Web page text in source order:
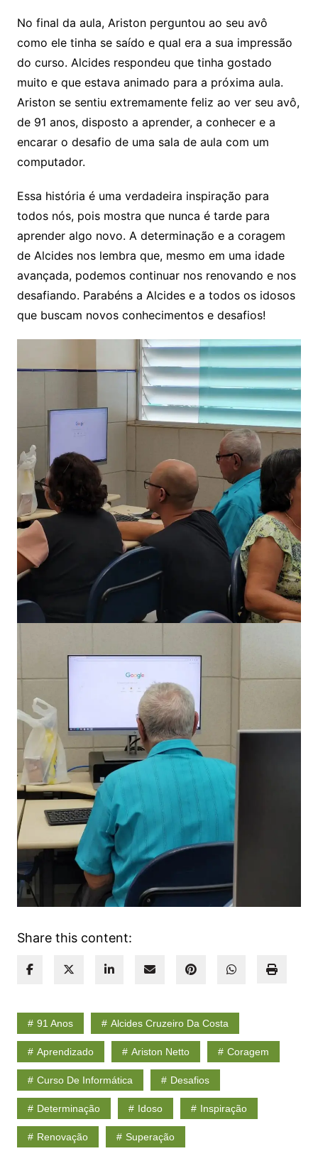
No final da aula, Ariston perguntou ao seu avô
como ele tinha se saído e qual era a sua impressão
do curso. Alcides respondeu que tinha gostado
muito e que estava animado para a próxima aula.
Ariston se sentiu extremamente feliz ao ver seu avô,
de 91 anos, disposto a aprender, a conhecer e a
encarar o desafio de uma sala de aula com um
computador.
Essa história é uma verdadeira inspiração para
todos nós, pois mostra que nunca é tarde para
aprender algo novo. A determinação e a coragem
de Alcides nos lembra que, mesmo em uma idade
avançada, podemos continuar nos renovando e nos
desafiando. Parabéns a Alcides e a todos os idosos
que buscam novos conhecimentos e desafios!
Share this content:
91 Anos Alcides Cruzeiro Da Costa
Aprendizado Ariston Netto Coragem
Curso De Informática Desafios
Determinação Idoso Inspiração
Renovação Superação